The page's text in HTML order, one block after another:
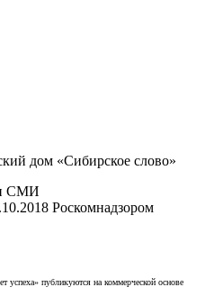
дом «Сибирское слово»
СМИ
Роскомнадзором
успеха» публикуются на коммерческой основе